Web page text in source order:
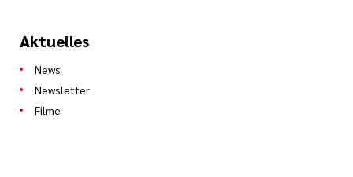
Aktuelles
News
Newsletter
Filme